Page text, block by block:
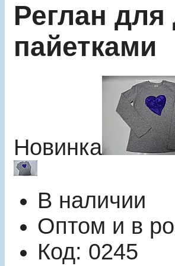
Реглан для
пайетками
Новинка
В наличии
Оптом и в
Код: 0245